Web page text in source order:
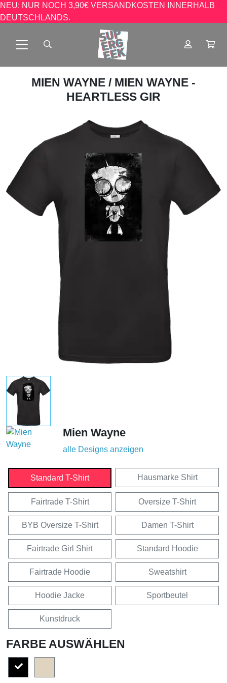
NEU: NUR NOCH 3,90€ VERSANDKOSTEN INNERHALB
DEUTSCHLANDS.
MIEN WAYNE / MIEN WAYNE -
HEARTLESS GIR
Mien Wayne
alle Designs anzeigen
Standard T-Shirt Hausmarke Shirt
Fairtrade T-Shirt Oversize T-Shirt
BYB Oversize T-Shirt Damen T-Shirt
Fairtrade Girl Shirt Standard Hoodie
Fairtrade Hoodie Sweatshirt
Hoodie Jacke Sportbeutel
Kunstdruck
FARBE AUSWÄHLEN